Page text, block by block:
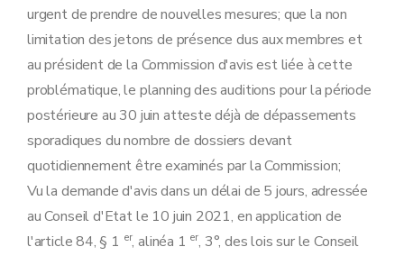
urgent de prendre de nouvelles mesures; que la non
limitation des jetons de présence dus aux membres et
au président de la Commission d'avis est liée à cette
problématique, le planning des auditions pour la période
postérieure au 30 juin atteste déjà de dépassements
sporadiques du nombre de dossiers devant
quotidiennement être examinés par la Commission;
Vu la demande d'avis dans un délai de 5 jours, adressée
au Conseil d'Etat le 10 juin 2021, en application de
l'article 84, § 1 er, alinéa 1 er, 3°, des lois sur le Conseil